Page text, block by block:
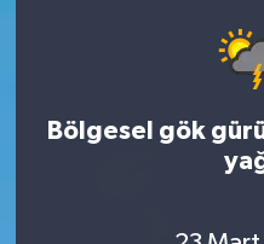
Bölgesel gök
Bilim veTeknoloji